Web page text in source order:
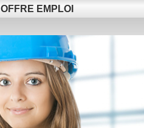
OFFRE EMPLOI